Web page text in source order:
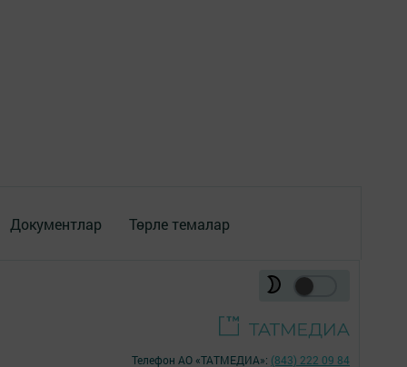
Документлар Төрле темалар
Телефон АО «ТАТМЕДИА»: (843) 222 09 84